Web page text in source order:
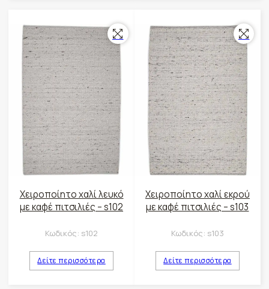
Χειροποίητο χαλί λευκό
με καφέ πιτσιλιές – s102
Κωδικός: s102
Δείτε περισσότερα
Χειροποίητο χαλί εκρού
με καφέ πιτσιλιές – s103
Κωδικός: s103
Δείτε περισσότερα